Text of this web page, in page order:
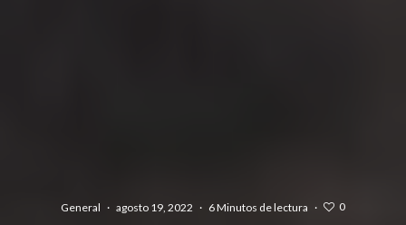
General · agosto 19, 2022 · 6 Minutos de lectura · 0